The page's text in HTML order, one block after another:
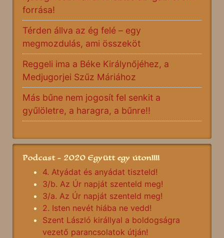
forrása!
Térden állva az ég felé – egy
megmozdulás, ami összeköt
Reggeli ima a Béke Királynőjéhez, a
Medjugorjei Szűz Máriához
Más bűne nem jogosít fel senkit a
gyűlöletre, a haragra, a bűnre!!
Podcast - 2020 Együtt egy úton!!!!
4. Atyádat és anyádat tiszteld!
3/b. Az Úr napját szenteld meg!
3/a. Az Úr napját szenteld meg!
2. Isten nevét hiába ne vedd!
Szent László királlyal a boldogságra
vezető parancsolatok útján!